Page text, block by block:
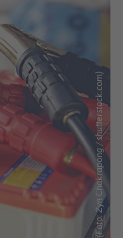
(Foto: Zyn Chakrapong / shutterstock.com)